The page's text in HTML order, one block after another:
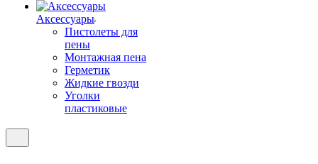
Аксессуары
Пистолеты для
пены
Монтажная пена
Герметик
Жидкие гвозди
Уголки
пластиковые